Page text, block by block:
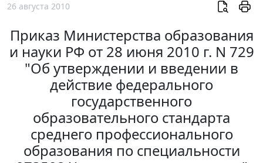
26 августа 2010
Приказ Министерства образования
и науки РФ от 28 июня 2010 г. N 729
"Об утверждении и введении в
действие федерального
государственного
образовательного стандарта
среднего профессионального
образования по специальности